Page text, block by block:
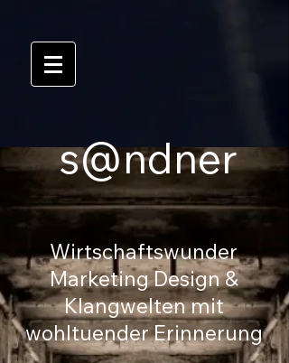
s@ndner
Wirtschaftswunder
Marketing Design &
Klangwelten mit
wohltuender Erinnerung